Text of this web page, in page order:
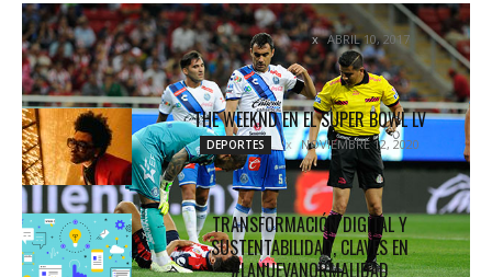
EL LEVANTA MUERTOS LLAMADO PUEBLA
COLUMNETAS ABRIL 10, 2017
THE WEEKND EN EL SUPER BOWL LV
DEPORTES NOVIEMBRE 12, 2020
TRANSFORMACIÓN DIGITAL Y
SUSTENTABILIDAD, CLAVES EN
#LANUEVANORMALIDAD